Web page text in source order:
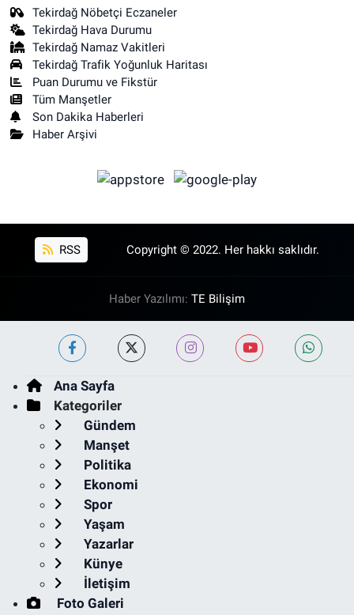
Tekirdağ Nöbetçi Eczaneler
Tekirdağ Hava Durumu
Tekirdağ Namaz Vakitleri
Tekirdağ Trafik Yoğunluk Haritası
Puan Durumu ve Fikstür
Tüm Manşetler
Son Dakika Haberleri
Haber Arşivi
RSS Copyright © 2022. Her hakkı saklıdır.
Haber Yazılımı: TE Bilişim
Ana Sayfa
Kategoriler
Gündem
Manşet
Politika
Ekonomi
Spor
Yaşam
Yazarlar
Künye
İletişim
Foto Galeri